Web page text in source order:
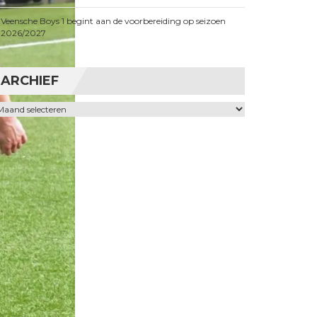
Veensche Boys 1 begint aan de voorbereiding op seizoen
2026/2027
ARCHIEF